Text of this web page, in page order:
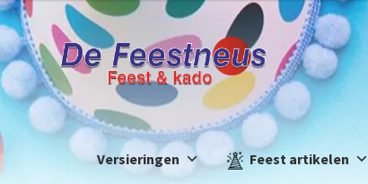
Versieringen Feest artikelen